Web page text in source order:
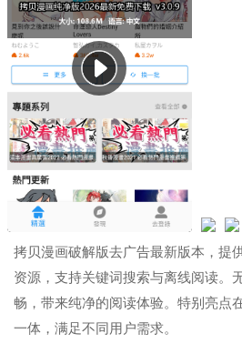
拷贝漫画破解版去广告最新版本，提
资源，支持关键词搜索与离线阅读。
畅，带来纯净的阅读体验。特别亮点
一体，满足不同用户需求。